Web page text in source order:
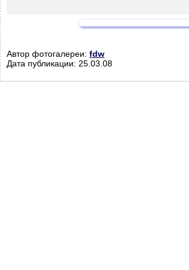
Автор фотогалереи: fdw
Дата публикации: 25.03.08